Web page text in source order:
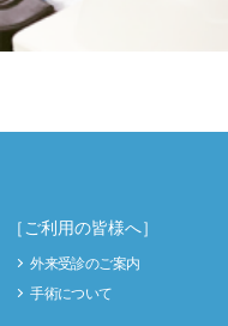
［ご利用の皆様へ］
外来受診のご案内
手術について